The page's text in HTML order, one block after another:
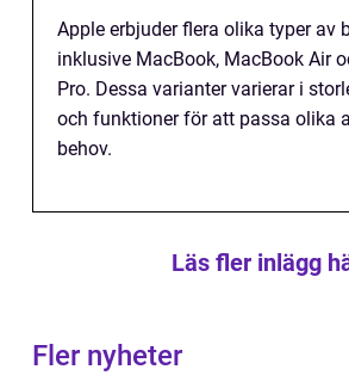
Apple erbjuder flera olika typer av
inklusive MacBook, MacBook Air
Pro. Dessa varianter varierar i
och funktioner för att passa olika
behov.
Läs fler inlägg
Fler nyheter